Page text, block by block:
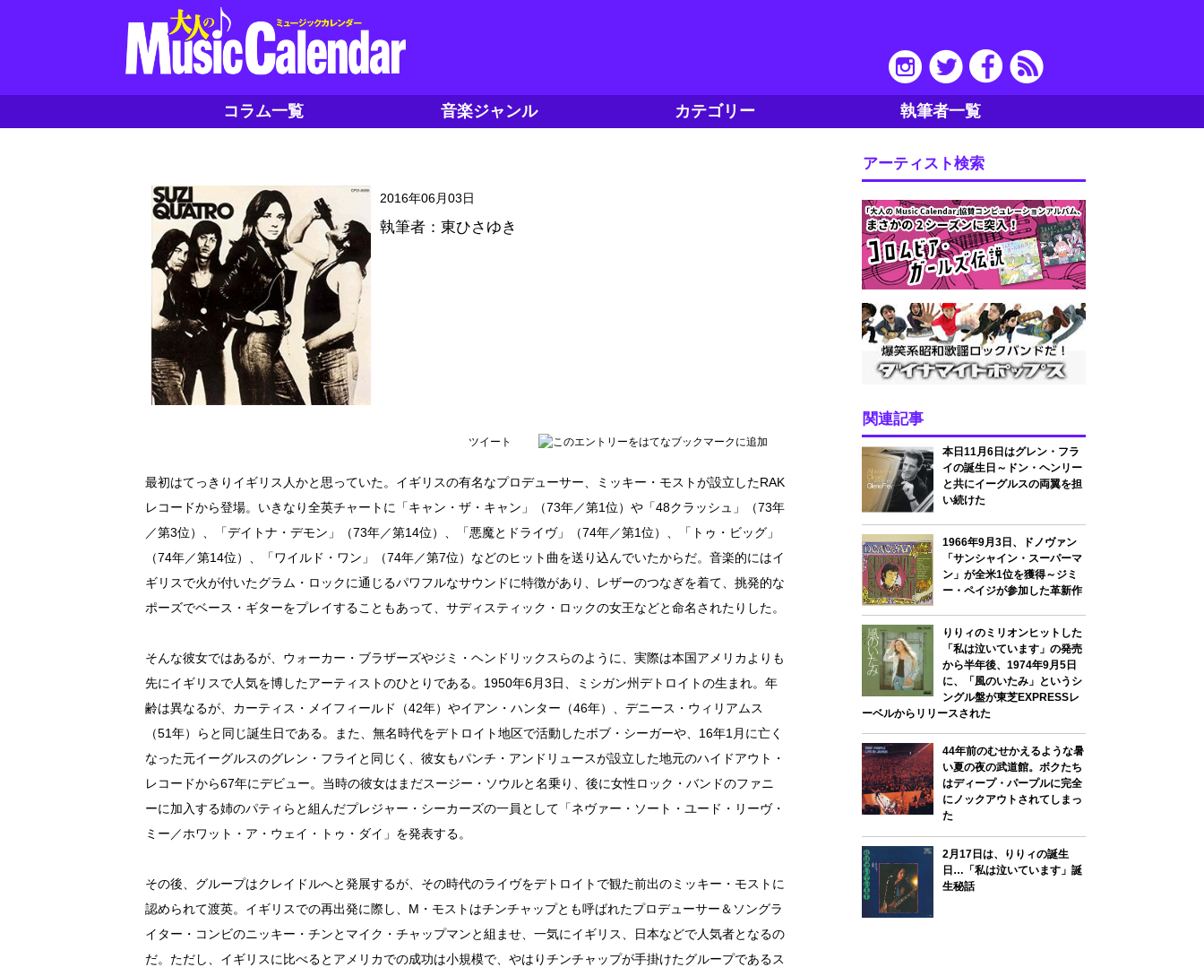
コラム一覧 音楽ジャンル カテゴリー 執筆者一覧
2016年06月03日
執筆者：東ひさゆき
ツイート
最初はてっきりイギリス人かと思っていた。イギリスの有名なプロデューサー、ミッキー・モストが設立したRAK
レコードから登場。いきなり全英チャートに「キャン・ザ・キャン」（73年／第1位）や「48クラッシュ」（73年
／第3位）、「デイトナ・デモン」（73年／第14位）、「悪魔とドライヴ」（74年／第1位）、「トゥ・ビッグ」
（74年／第14位）、「ワイルド・ワン」（74年／第7位）などのヒット曲を送り込んでいたからだ。音楽的にはイ
ギリスで火が付いたグラム・ロックに通じるパワフルなサウンドに特徴があり、レザーのつなぎを着て、挑発的な
ポーズでベース・ギターをプレイすることもあって、サディスティック・ロックの女王などと命名されたりした。
そんな彼女ではあるが、ウォーカー・ブラザーズやジミ・ヘンドリックスらのように、実際は本国アメリカよりも
先にイギリスで人気を博したアーティストのひとりである。1950年6月3日、ミシガン州デトロイトの生まれ。年
齢は異なるが、カーティス・メイフィールド（42年）やイアン・ハンター（46年）、デニース・ウィリアムス
（51年）らと同じ誕生日である。また、無名時代をデトロイト地区で活動したボブ・シーガーや、16年1月に亡く
なった元イーグルスのグレン・フライと同じく、彼女もパンチ・アンドリュースが設立した地元のハイドアウト・
レコードから67年にデビュー。当時の彼女はまだスージー・ソウルと名乗り、後に女性ロック・バンドのファニ
ーに加入する姉のパティらと組んだプレジャー・シーカーズの一員として「ネヴァー・ソート・ユード・リーヴ・
ミー／ホワット・ア・ウェイ・トゥ・ダイ」を発表する。
その後、グループはクレイドルへと発展するが、その時代のライヴをデトロイトで観た前出のミッキー・モストに
認められて渡英。イギリスでの再出発に際し、M・モストはチンチャップとも呼ばれたプロデューサー＆ソングラ
イター・コンビのニッキー・チンとマイク・チャップマンと組ませ、一気にイギリス、日本などで人気者となるの
だ。ただし、イギリスに比べるとアメリカでの成功は小規模で、やはりチンチャップが手掛けたグループであるス
アーティスト検索
関連記事
本日11月6日はグレン・フラ
イの誕生日～ドン・ヘンリー
と共にイーグルスの両翼を担
い続けた
1966年9月3日、ドノヴァン
「サンシャイン・スーパーマ
ン」が全米1位を獲得～ジミ
ー・ペイジが参加した革新作
りりィのミリオンヒットした
「私は泣いています」の発売
から半年後、1974年9月5日
に、「風のいたみ」というシ
ングル盤が東芝EXPRESSレ
ーベルからリリースされた
44年前のむせかえるような暑
い夏の夜の武道館。ボクたち
はディープ・パープルに完全
にノックアウトされてしまっ
た
2月17日は、りりィの誕生
日…「私は泣いています」誕
生秘話